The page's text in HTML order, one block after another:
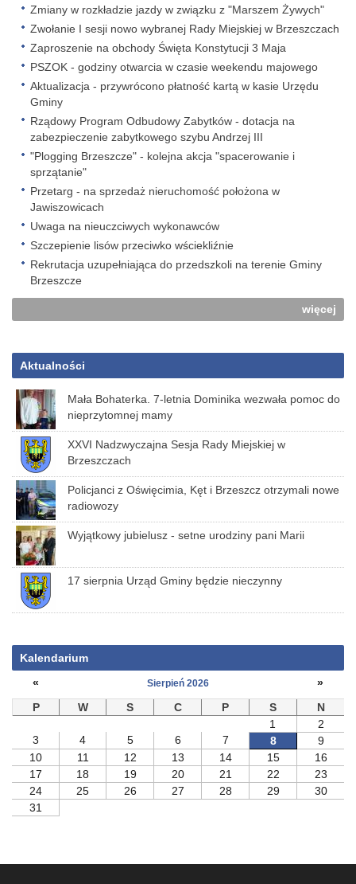
Zmiany w rozkładzie jazdy w związku z "Marszem Żywych"
Zwołanie I sesji nowo wybranej Rady Miejskiej w Brzeszczach
Zaproszenie na obchody Święta Konstytucji 3 Maja
PSZOK - godziny otwarcia w czasie weekendu majowego
Aktualizacja - przywrócono płatność kartą w kasie Urzędu
Gminy
Rządowy Program Odbudowy Zabytków - dotacja na
zabezpieczenie zabytkowego szybu Andrzej III
"Plogging Brzeszcze" - kolejna akcja "spacerowanie i
sprzątanie"
Przetarg - na sprzedaż nieruchomość położona w
Jawiszowicach
Uwaga na nieuczciwych wykonawców
Szczepienie lisów przeciwko wściekliźnie
Rekrutacja uzupełniająca do przedszkoli na terenie Gminy
Brzeszcze
więcej
Aktualności
Mała Bohaterka. 7-letnia Dominika wezwała pomoc do
nieprzytomnej mamy
XXVI Nadzwyczajna Sesja Rady Miejskiej w
Brzeszczach
Policjanci z Oświęcimia, Kęt i Brzeszcz otrzymali nowe
radiowozy
Wyjątkowy jubielusz - setne urodziny pani Marii
17 sierpnia Urząd Gminy będzie nieczynny
Kalendarium
«
Sierpień 2026
»
P
W S C P S
N
1
2
3
4 5 6 7 8
9
10
11 12 13 14 15
16
17
18 19 20 21 22
23
24
25 26 27 28 29
30
31